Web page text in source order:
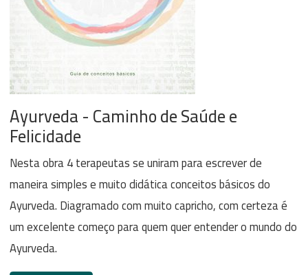
Ayurveda - Caminho de Saúde e
Felicidade
Nesta obra 4 terapeutas se uniram para escrever de
maneira simples e muito didática conceitos básicos do
Ayurveda. Diagramado com muito capricho, com certeza é
um excelente começo para quem quer entender o mundo do
Ayurveda.